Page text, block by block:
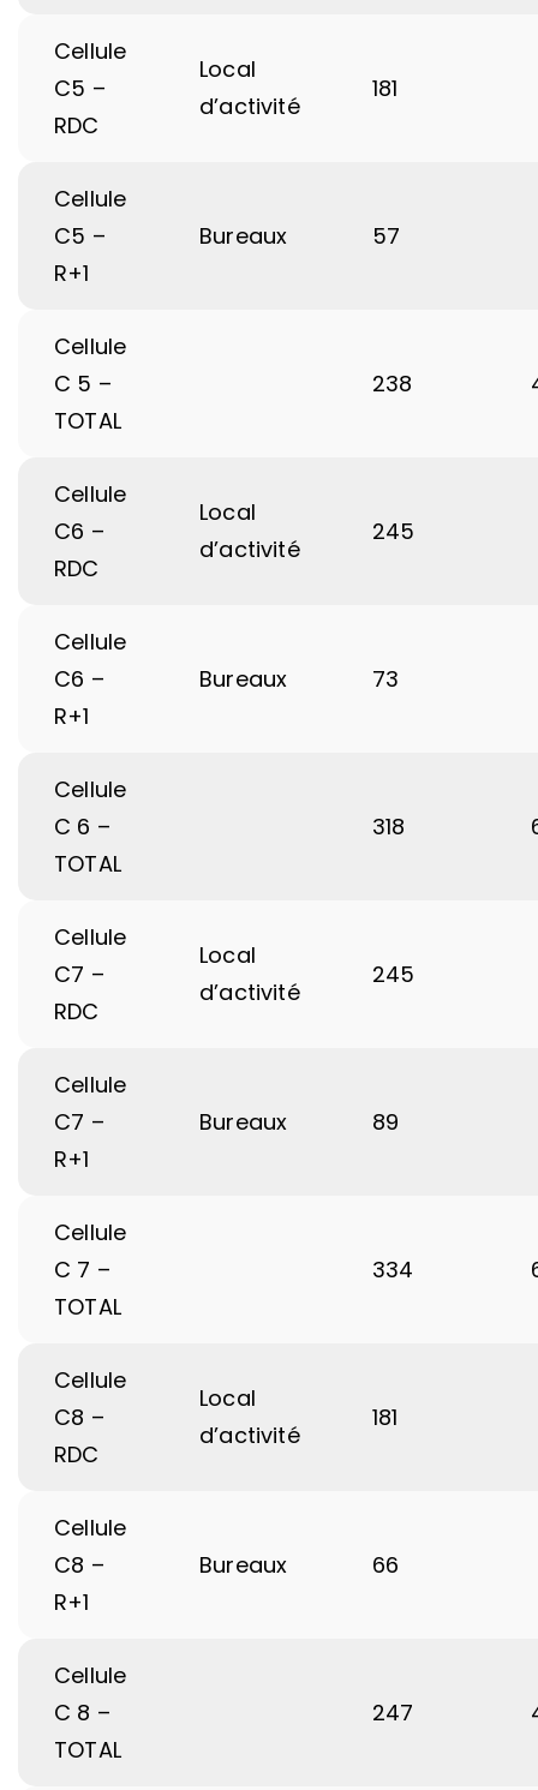
Cellule
C5 –
RDC
Local
d’activité
181
Cellule
C5 –
R+1
Bureaux 57
Cellule
C 5 –
TOTAL
238
Cellule
C6 –
RDC
Local
d’activité
245
Cellule
C6 –
R+1
Bureaux 73
Cellule
C 6 –
TOTAL
318
Cellule
C7 –
RDC
Local
d’activité
245
Cellule
C7 –
R+1
Bureaux 89
Cellule
C 7 –
TOTAL
334
Cellule
C8 –
RDC
Local
d’activité
181
Cellule
C8 –
R+1
Bureaux 66
Cellule
C 8 –
TOTAL
247